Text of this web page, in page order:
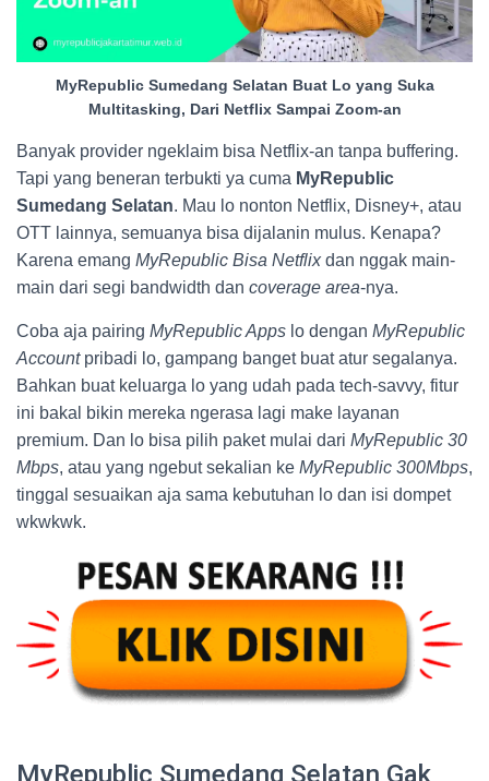
MyRepublic Sumedang Selatan Buat Lo yang Suka
Multitasking, Dari Netflix Sampai Zoom-an
Banyak provider ngeklaim bisa Netflix-an tanpa buffering.
Tapi yang beneran terbukti ya cuma MyRepublic
Sumedang Selatan. Mau lo nonton Netflix, Disney+, atau
OTT lainnya, semuanya bisa dijalanin mulus. Kenapa?
Karena emang MyRepublic Bisa Netflixdan nggak main-
main dari segi bandwidth dan coverage area-nya.
Coba aja pairing MyRepublic Apps lo dengan MyRepublic
Accountpribadi lo, gampang banget buat atur segalanya.
Bahkan buat keluarga lo yang udah pada tech-savvy, fitur
ini bakal bikin mereka ngerasa lagi make layanan
premium. Dan lo bisa pilih paket mulai dari MyRepublic 30
Mbps, atau yang ngebut sekalian ke MyRepublic 300Mbps,
tinggal sesuaikan aja sama kebutuhan lo dan isi dompet
wkwkwk.
MyRepublic Sumedang Selatan Gak